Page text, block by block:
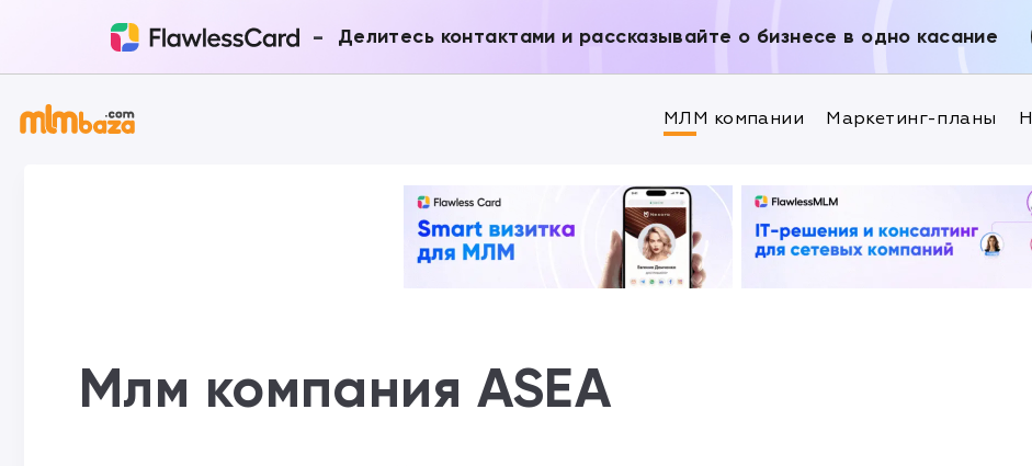
- Делитесь контактами и рассказывайте о бизнесе в одно касание
МЛМ компании Маркетинг-планы
Млм компания ASEA